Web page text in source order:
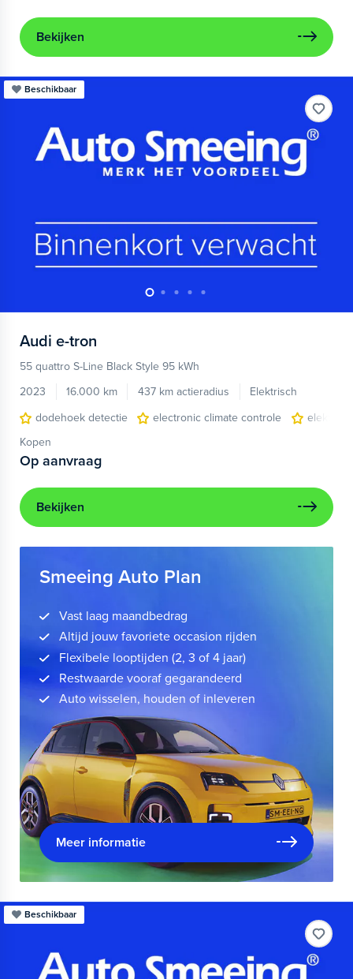
Bekijken
Beschikbaar
Audi e-tron
55 quattro S-Line Black Style 95 kWh
2023
16.000 km 437 km actieradius
Elektrisch
dodehoek detectie
electronic climate controle
Kopen
Op aanvraag
Bekijken
Smeeing Auto Plan
Vast laag maandbedrag
Altijd jouw favoriete occasion rijden
Flexibele looptijden (2, 3 of 4 jaar)
Restwaarde vooraf gegarandeerd
Auto wisselen, houden of inleveren
Meer informatie
Beschikbaar